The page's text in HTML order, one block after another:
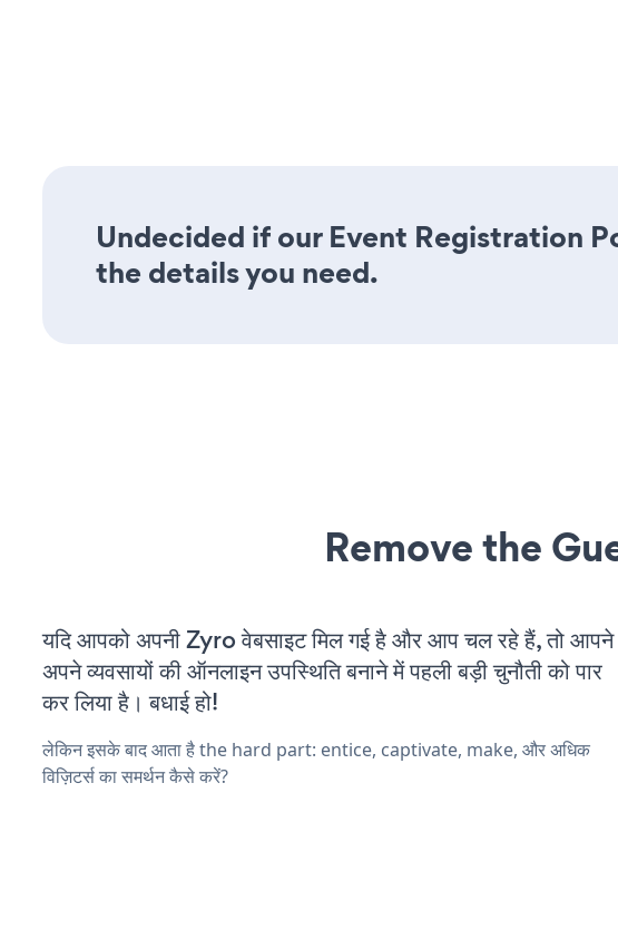
Undecided if our Event Registration
the details you need.
Remove the
यदि आपको अपनी Zyro वेबसाइट मिल गई है और आप चल रहे हैं, तो आपने
अपने व्यवसायों की ऑनलाइन उपस्थिति बनाने में पहली बड़ी चुनौती को पार
कर लिया है। बधाई हो!
लेकिन इसके बाद आता है the hard part: entice, captivate, make, और अधिक
विज़िटर्स का समर्थन कैसे करें?